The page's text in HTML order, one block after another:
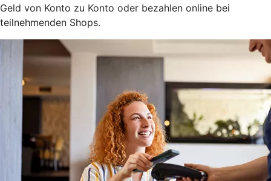
Geld von Konto zu Konto oder bezahlen online bei
teilnehmenden Shops.